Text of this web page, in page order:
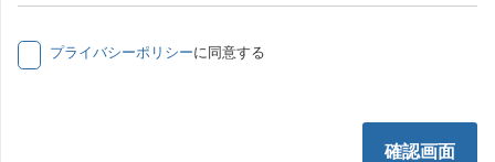
プライバシーポリシーに同意する
確認画面